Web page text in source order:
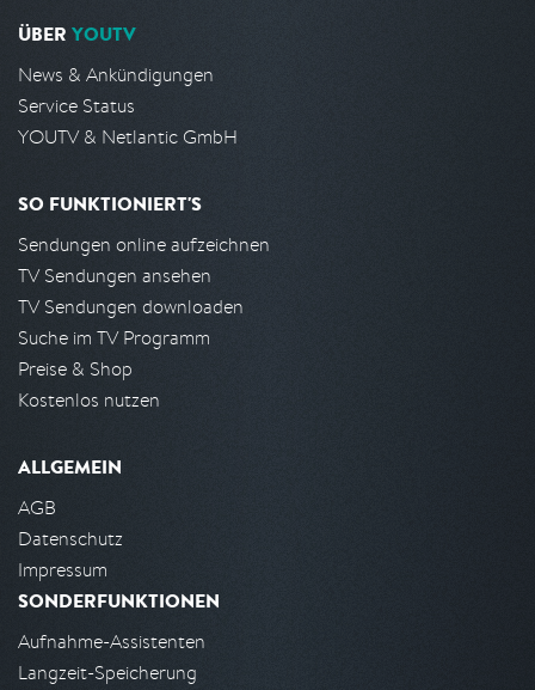
ÜBER YOUTV
News & Ankündigungen
Service Status
YOUTV & Netlantic GmbH
SO FUNKTIONIERT'S
Sendungen online aufzeichnen
TV Sendungen ansehen
TV Sendungen downloaden
Suche im TV Programm
Preise & Shop
Kostenlos nutzen
ALLGEMEIN
AGB
Datenschutz
Impressum
SONDERFUNKTIONEN
Aufnahme-Assistenten
Langzeit-Speicherung